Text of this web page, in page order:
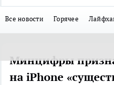
Все новости Горячее
Минцифры
на iPhone